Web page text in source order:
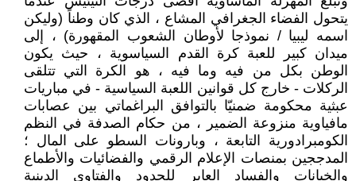
يتحول الفضاء الجغرافي المشاع ، الذي كان وطناً (وليكن
اسمه ليبيا / نموذجا لأوطان الشعوب المقهورة) ، إلى
ميدان كبير للعبة كرة القدم السياسوية ، حيث يكون
الوطن بكل من فيه وما فيه ، هو الكرة التي تتلقى
الركلات - خارج كل قوانين اللعبة السياسية - في مباريات
عبثية محكومة ضمنيّا بالتوافق البراغماتي بين عصابات
مافياوية منزوعة الضمير ، من حكام الصدفة في النظم
الكومبرادورية التابعة ، وبارونات السطو على المال ؛
المدججين بمنصات الإعلام الرقمي والفضائيات والأطماع
والخيانات والفساد العابر للحدود والفتاوى الدينية